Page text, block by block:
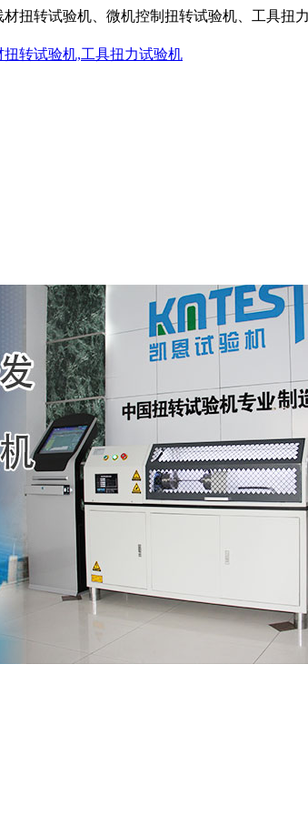
扭转试验机、微机控制扭转试验机、工具扭
转试验机,工具扭力试验机